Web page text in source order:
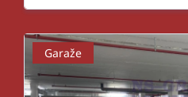
Garaže